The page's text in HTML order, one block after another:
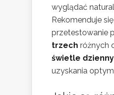
wyglądać
Rekomenduje się
przetestowanie
trzech różnych
świetle
uzyskania